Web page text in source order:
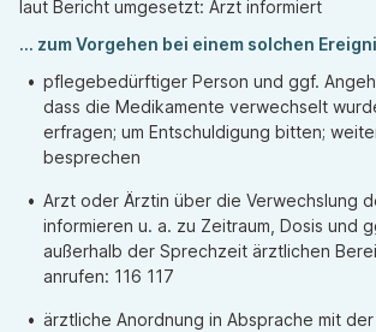
laut Bericht umgesetzt: Arzt informiert
... zum Vorgehen bei einem solchen
pflegebedürftiger Person und ggf.
dass die Medikamente verwechselt
erfragen; um Entschuldigung bitten;
besprechen
Arzt oder Ärztin über die Verwechslung
informieren u. a. zu Zeitraum, Dosis und
außerhalb der Sprechzeit ärztlichen
anrufen: 116 117
ärztliche Anordnung in Absprache mit der